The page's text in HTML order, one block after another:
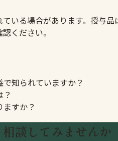
いる場合があります。授与
ください。
知られていますか？
すか？
談してみませんか